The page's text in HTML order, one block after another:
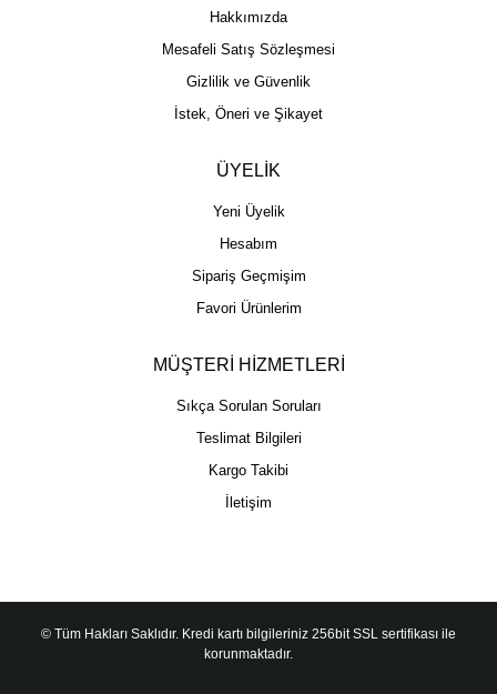
Hakkımızda
Mesafeli Satış Sözleşmesi
Gizlilik ve Güvenlik
İstek, Öneri ve Şikayet
ÜYELİK
Yeni Üyelik
Hesabım
Sipariş Geçmişim
Favori Ürünlerim
MÜŞTERİ HİZMETLERİ
Sıkça Sorulan Soruları
Teslimat Bilgileri
Kargo Takibi
İletişim
© Tüm Hakları Saklıdır. Kredi kartı bilgileriniz 256bit SSL sertifikası ile
korunmaktadır.